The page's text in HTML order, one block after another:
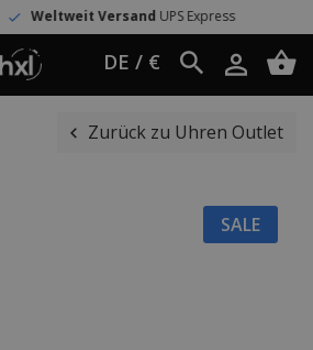
Weltweit VersandUPS Express
DE / €
Zurück zu Uhren Outlet
SALE